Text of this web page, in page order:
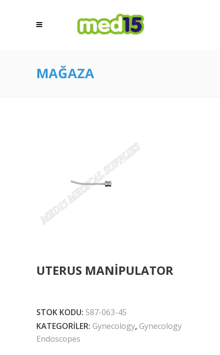
MAĞAZA
UTERUS MANIPULATOR
STOK KODU: 587-063-45
KATEGORILER: Gynecology,Gynecology
Endoscopes